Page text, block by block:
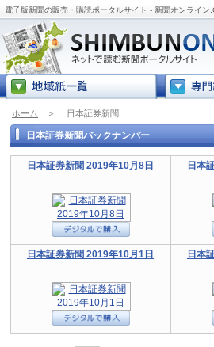
電子版新聞の販売・購読ポータルサイト - 新聞オンライン
ホーム ＞ 日本証券新聞
日本証券新聞バックナンバー
日本証券新聞 2019年10月8日 日本
日本証券新聞 2019年10月1日 日本